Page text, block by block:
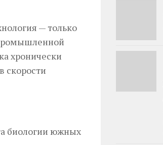
— только
хронически
скорости
биологии южных